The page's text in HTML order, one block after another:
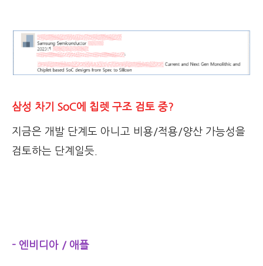
삼성 차기 SoC에 칩렛 구조 검토 중?
지금은 개발 단계도 아니고 비용/적용/양산 가능성을
검토하는 단계일듯.
- 엔비디아 / 애플